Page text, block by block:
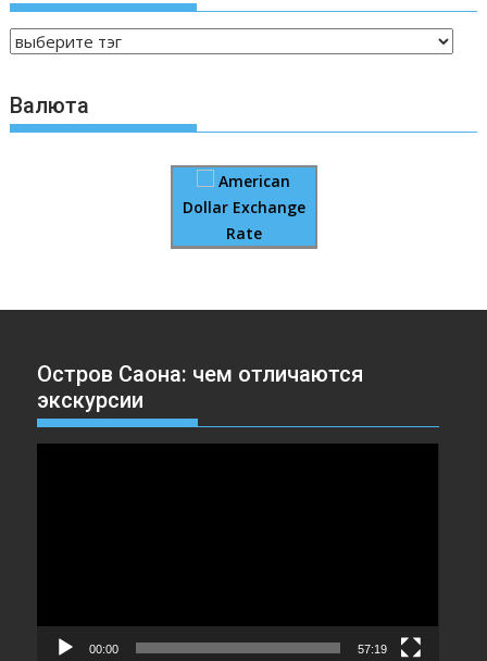
Валюта
American
Dollar Exchange
Rate
Остров Саона: чем отличаются
экскурсии
00:00 57:19